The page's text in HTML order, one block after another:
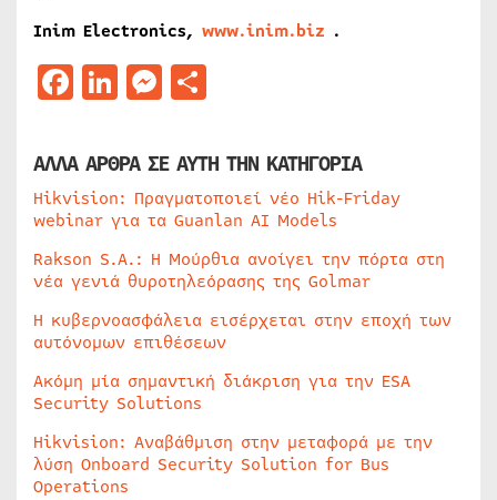
Inim Electronics, www.inim.biz .
Facebook
LinkedIn
Messenger
ΑΛΛΑ ΑΡΘΡΑ ΣΕ ΑΥΤΗ ΤΗΝ ΚΑΤΗΓΟΡΙΑ
Hikvision: Πραγματοποιεί νέο Hik-Friday
webinar για τα Guanlan AI Models
Rakson S.A.: Η Μούρθια ανοίγει την πόρτα στη
νέα γενιά θυροτηλεόρασης της Golmar
Η κυβερνοασφάλεια εισέρχεται στην εποχή των
αυτόνομων επιθέσεων
Ακόμη μία σημαντική διάκριση για την ESA
Security Solutions
Hikvision: Αναβάθμιση στην μεταφορά με την
λύση Onboard Security Solution for Bus
Operations